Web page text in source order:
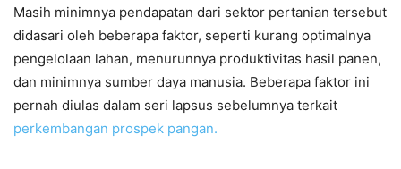
Masih minimnya pendapatan dari sektor pertanian tersebut
didasari oleh beberapa faktor, seperti kurang optimalnya
pengelolaan lahan, menurunnya produktivitas hasil panen,
dan minimnya sumber daya manusia. Beberapa faktor ini
pernah diulas dalam seri lapsus sebelumnya terkait
perkembangan prospek pangan.